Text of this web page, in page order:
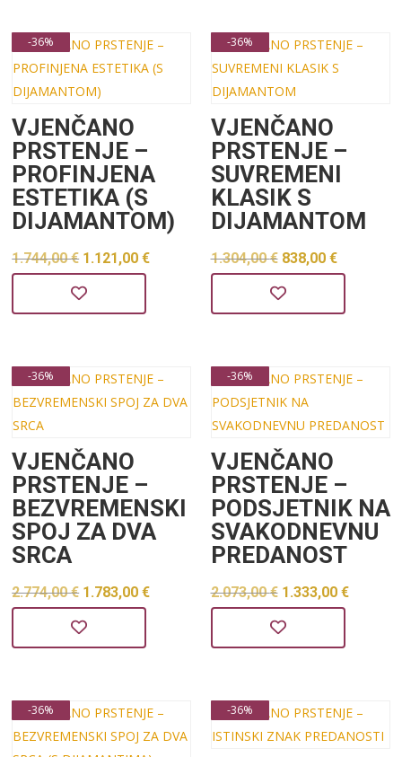
2.399,00 €.
-36%
VJENČANO
PRSTENJE –
PROFINJENA
ESTETIKA (S
DIJAMANTOM)
1.744,00€ Izvorna
cijena
bila
1.744,00 €.
1.121,00€
Trenutna
-36%
VJENČANO
PRSTENJE –
SUVREMENI
KLASIK S
DIJAMANTOM
1.304,00€ Izvorna
cijena
bila
1.304,00 €.
838,00 €
je:
-36%
VJENČANO
PRSTENJE –
BEZVREMENSKI
SPOJ ZA DVA
SRCA
2.774,00€ Izvorna
cijena
bila
2.774,00 €.
1.783,00€
Trenutna
-36%
VJENČANO
PRSTENJE –
PODSJETNIK NA
SVAKODNEVNU
PREDANOST
2.073,00€ Izvorna
cijena
bila
2.073,00 €.
1.333,00 €
-36% -36%